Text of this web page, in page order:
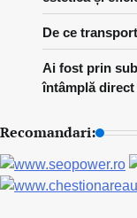
De ce
Ai fost prin
întâmplă direct
Recomandari: